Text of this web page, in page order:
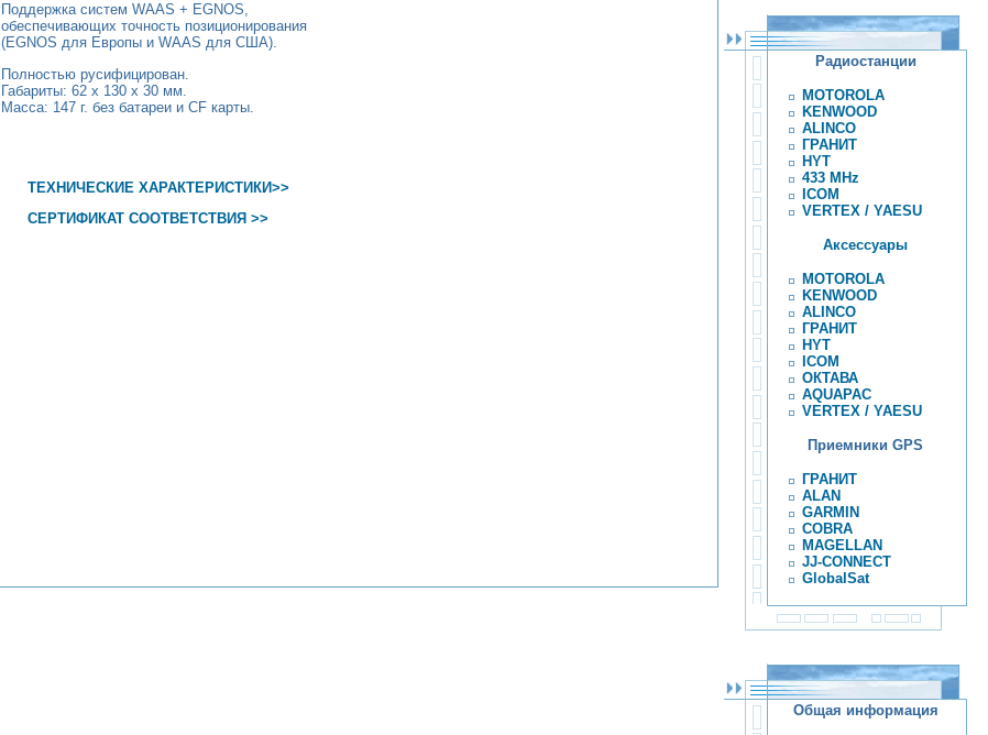
Поддержка систем WAAS + EGNOS,
обеспечивающих точность позиционирования
(EGNOS для Европы и WAAS для США).
Полностью русифицирован.
Габариты: 62 x 130 x 30 мм.
Масса: 147 г. без батареи и CF карты.
ТЕХНИЧЕСКИЕ ХАРАКТЕРИСТИКИ>>
СЕРТИФИКАТ СООТВЕТСТВИЯ >>
Радиостанции
MOTOROLA
KENWOOD
ALINCO
ГРАНИТ
HYT
433 MHz
ICOM
VERTEX / YAESU
Аксессуары
MOTOROLA
KENWOOD
ALINCO
ГРАНИТ
HYT
ICOM
ОКТАВА
AQUAPAC
VERTEX / YAESU
Приемники GPS
ГРАНИТ
ALAN
GARMIN
COBRA
MAGELLAN
JJ-CONNECT
GlobalSat
Общая информация